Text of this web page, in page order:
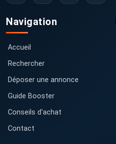
Navigation
Accueil
Rechercher
Déposer une annonce
Guide Booster
Conseils d'achat
Contact